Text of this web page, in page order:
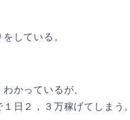
している。
かっているが、
日２，３万稼げてしまう。